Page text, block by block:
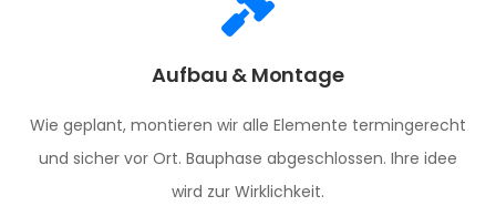
Aufbau & Montage
Wie geplant, montieren wir alle Elemente termingerecht
und sicher vor Ort. Bauphase abgeschlossen. Ihre idee
wird zur Wirklichkeit.